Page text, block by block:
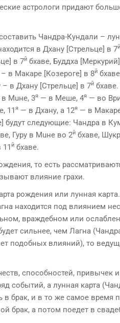
астрологи придают
Чандра-Кундали –
в Дхану [Стрельце] в 7й
в 7й бхаве, Буддха
в Макаре [Козероге] в 8й
– в Дхану [Стрельце] в 7й
Мuне, 3я — в Меше, 4я — во
11я — в Дхану, а 12я — в
будут следующие: Чандра в
Гуру в Мuне во 2й бхаве,
11й бхаве.
то есть
влияние грахи.
рождения или лунная
находится под влиянием
враждебном или
сильнее, чем Лагна
подобных влияний), то
способностей, привычек
собы­тий, а лунная карта
брак, и в то же самое время
брак, а потом поедет в